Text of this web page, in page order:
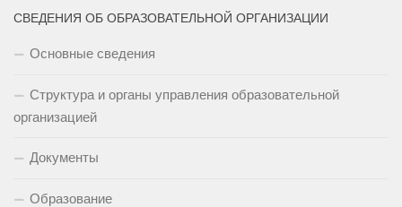
СВЕДЕНИЯ ОБ ОБРАЗОВАТЕЛЬНОЙ ОРГАНИЗАЦИИ
Основные сведения
Структура и органы управления образовательной
организацией
Документы
Образование